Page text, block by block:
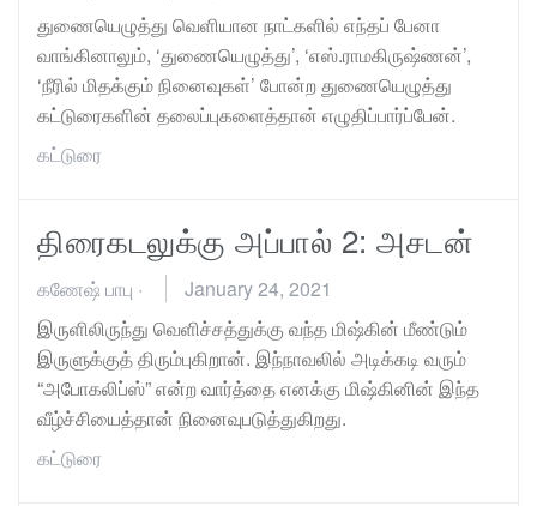
துணையெழுத்து வெளியான நாட்களில் எந்தப் பேனா
வாங்கினாலும், ‘துணையெழுத்து’, ‘எஸ்.ராமகிருஷ்ணன்’,
‘நீரில் மிதக்கும் நினைவுகள்’ போன்ற துணையெழுத்து
கட்டுரைகளின் தலைப்புகளைத்தான் எழுதிப்பார்ப்பேன்.
கட்டுரை
திரைகடலுக்கு அப்பால் 2: அசடன்
கணேஷ் பாபு ·
January 24, 2021
இருளிலிருந்து வெளிச்சத்துக்கு வந்த மிஷ்கின் மீண்டும்
இருளுக்குத் திரும்புகிறான். இந்நாவலில் அடிக்கடி வரும்
“அபோகலிப்ஸ்” என்ற வார்த்தை எனக்கு மிஷ்கினின் இந்த
வீழ்ச்சியைத்தான் நினைவுபடுத்துகிறது.
கட்டுரை